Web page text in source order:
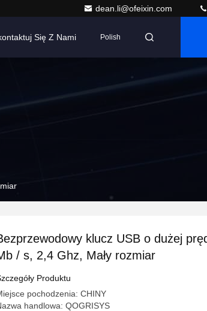
dean.li@ofeixin.com
Się Z Nami Polish
klucz USB o dużej
/ s, 2,4 Ghz, Mały rozmiar
Produktu
pochodzenia: CHINY
handlowa: QOGRISYS